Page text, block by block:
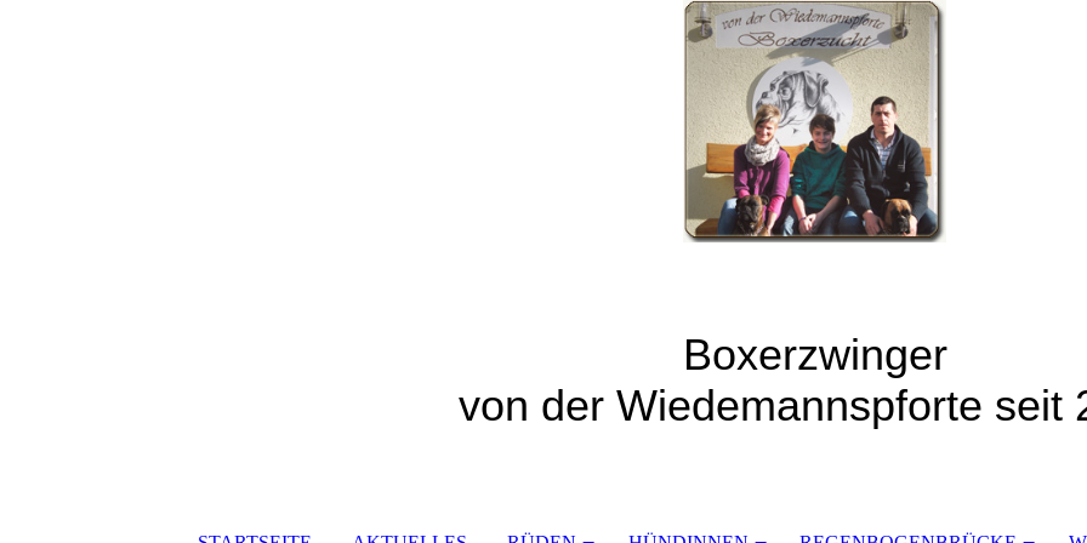
Boxerzwinger
von der Wiedemannspforte seit